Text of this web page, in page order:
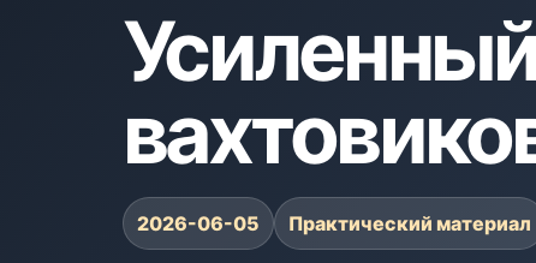
2026-06-05 Практический материал